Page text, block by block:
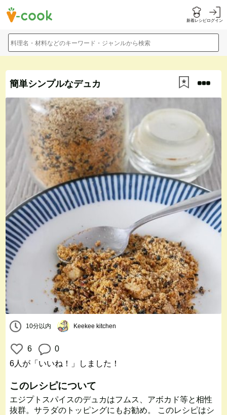
新着レシピログイン
料理名・材料などのキーワード・ジャンルから検索
簡単シンプルなデュカ
10分以内 Keekee kitchen
6
0
6人 が「いいね！」しました！
このレシピについて
エジプトスパイスのデュカはフムス、アボカド等と相性
抜群。サラダのトッピングにもお勧め。 このレシピはシ